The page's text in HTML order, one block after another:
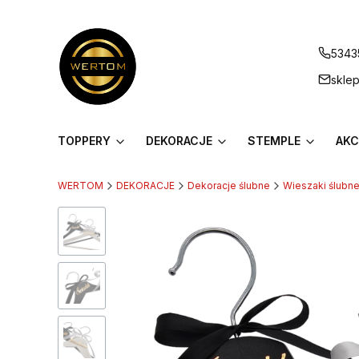
TOPPERY DEKORACJE STEMPLE
WERTOM DEKORACJE Dekoracje ślubne Wieszaki ślubne